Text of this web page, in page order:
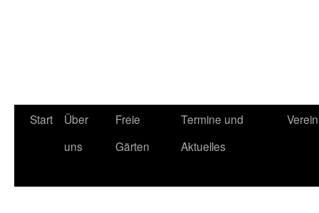
Start
Über
uns
Freie
Gärten
Termine und
Aktuelles